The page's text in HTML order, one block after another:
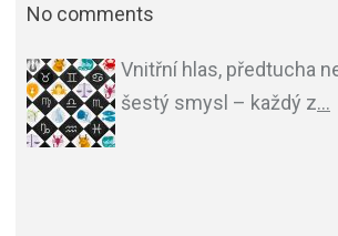
No comments
Vnitřní hlas, předtucha
šestý smysl – každý z…